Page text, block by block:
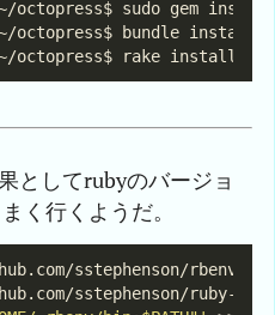
としてrubyのバージョ
く行くようだ。